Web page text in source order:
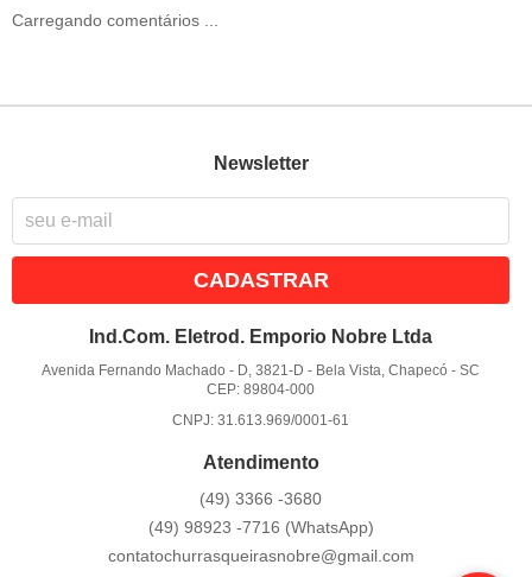
Carregando comentários ...
Newsletter
CADASTRAR
Ind.Com. Eletrod. Emporio Nobre Ltda
Avenida Fernando Machado - D, 3821-D - Bela Vista, Chapecó -SC
CEP: 89804-000
CNPJ: 31.613.969/0001-61
Atendimento
(49) 3366 -3680
(49) 98923 -7716 (WhatsApp)
contatochurrasqueirasnobre@gmail.com